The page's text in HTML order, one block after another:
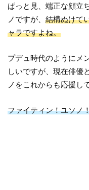
ぱっと見、端正な顔立
ノですが、結構ぬけて
ャラですよね。
プデュ時代のようにメ
しいですが、現在俳優
ノをこれからも応援し
ファイティン！ユソノ